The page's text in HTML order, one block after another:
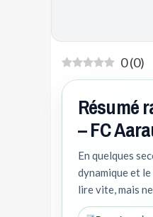
0(0)
Résumé
– FC
En quelques
dynamique et
lire vite, mais